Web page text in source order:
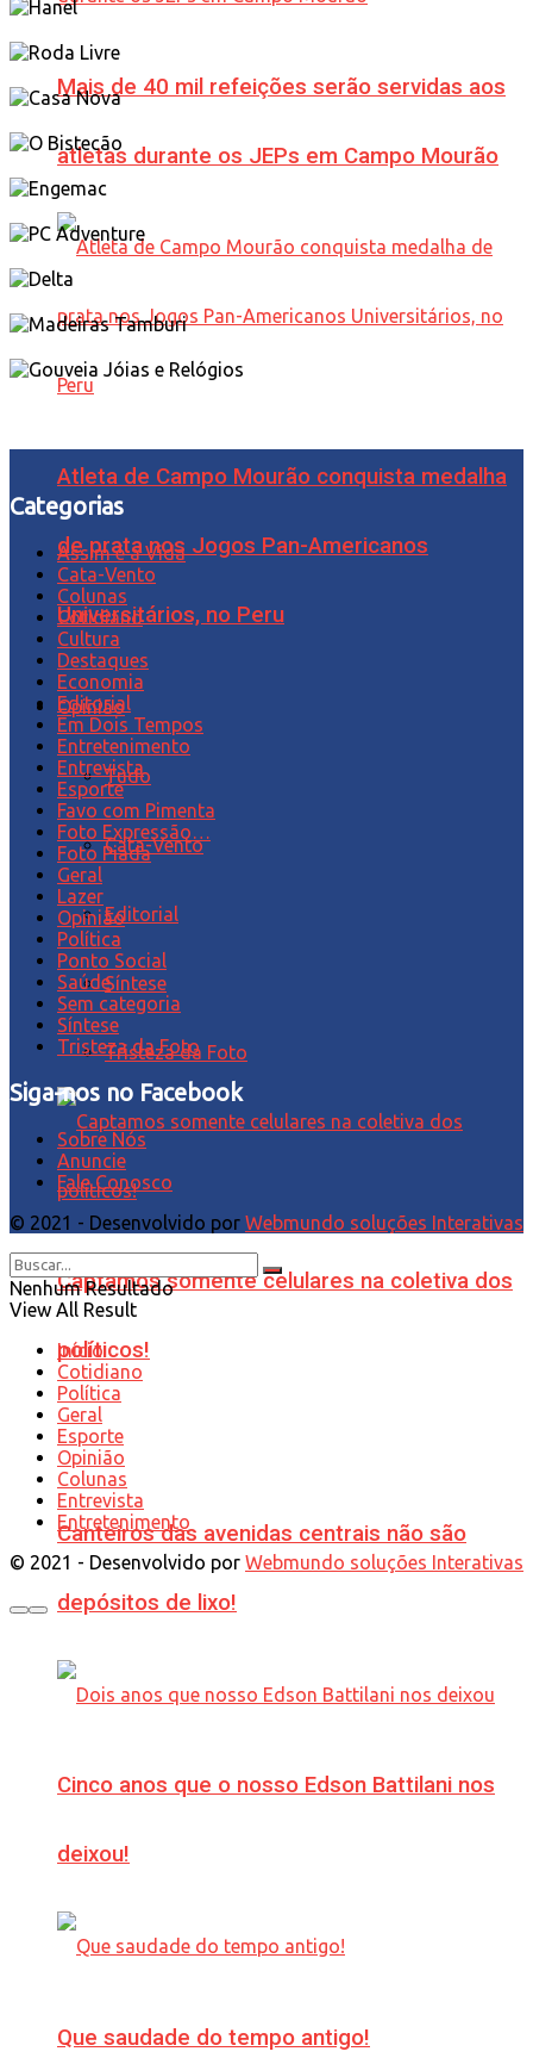
Mais de 40 mil refeições serão servidas aos
atletas durante os JEPs em Campo Mourão
Atleta de Campo Mourão conquista medalha
de prata nos Jogos Pan-Americanos
Universitários, no Peru
Opinião
Tudo
Cata-Vento
Editorial
Síntese
Tristeza da Foto
Captamos somente celulares na coletiva dos
políticos!
Canteiros das avenidas centrais não são
depósitos de lixo!
Cinco anos que o nosso Edson Battilani nos
deixou!
Que saudade do tempo antigo!
Categorias
Assim é a Vida
Cata-Vento
Colunas
Cotidiano
Cultura
Destaques
Economia
Editorial
Em Dois Tempos
Entretenimento
Entrevista
Esporte
Favo com Pimenta
Foto Expressão…
Foto Piada
Geral
Lazer
Opinião
Política
Ponto Social
Saúde
Sem categoria
Síntese
Tristeza da Foto
Siga-nos no Facebook
Sobre Nós
Anuncie
Fale Conosco
© 2021 - Desenvolvido por Webmundo soluções Interativas
Nenhum Resultado
View All Result
Início
Cotidiano
Política
Geral
Esporte
Opinião
Colunas
Entrevista
Entretenimento
© 2021 - Desenvolvido por Webmundo soluções Interativas